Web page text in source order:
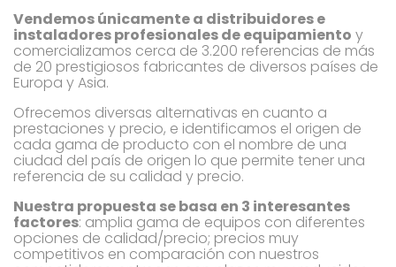
Vendemos únicamente a distribuidores e
instaladores profesionales de equipamiento y
comercializamos cerca de 3.200 referencias de más
de 20 prestigiosos fabricantes de diversos países de
Europa y Asia.
Ofrecemos diversas alternativas en cuanto a
prestaciones y precio, e identificamos el origen de
cada gama de producto con el nombre de una
ciudad del país de origen lo que permite tener una
referencia de su calidad y precio.
Nuestra propuesta se basa en 3 interesantes
factores: amplia gama de equipos con diferentes
opciones de calidad/precio; precios muy
competitivos en comparación con nuestros